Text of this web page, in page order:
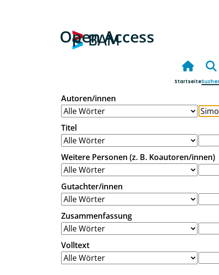
Open Access
Startseite
Autoren/innen
Titel
Weitere Personen (z. B. Koautoren/innen)
Gutachter/innen
Zusammenfassung
Volltext